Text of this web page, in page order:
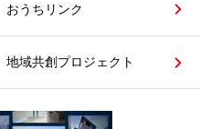
おうちリンク
地域共創プロジェクト